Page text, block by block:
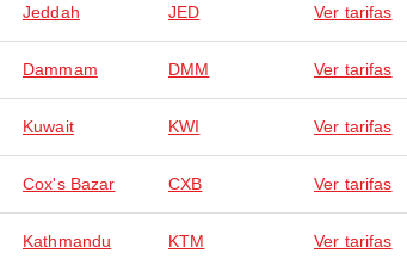
Jeddah JED Ver tarifas
Dammam DMM Ver tarifas
Kuwait KWI Ver tarifas
Cox's Bazar CXB Ver tarifas
Kathmandu KTM Ver tarifas